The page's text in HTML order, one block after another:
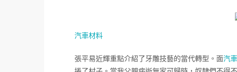
汽車材料
張平易近輝重點介紹了牙雕技藝的當代轉型。面汽